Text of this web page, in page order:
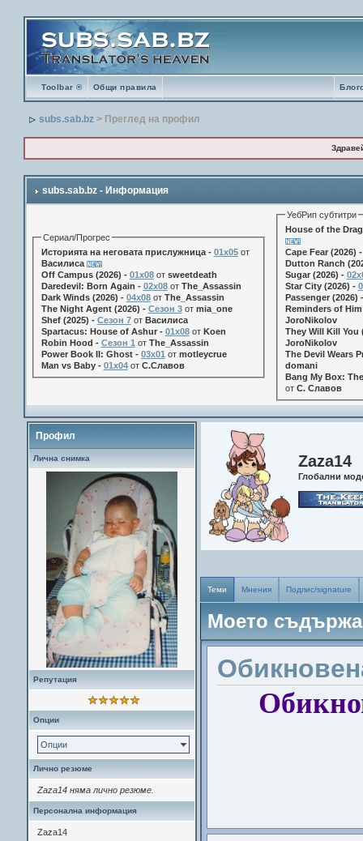
Toolbar ® Общи правила
subs.sab.bz > Преглед на профил
subs.sab.bz - Информация
Сериал/Прогрес
Историята на неговата прислужница - 01х05от
Василиса
Off Campus (2026) - 01x08от sweetdeath
Daredevil: Born Again - 02x08от The_Assassin
Dark Winds (2026) - 04x08от The_Assassin
The Night Agent (2026) - Сезон 3от mia_one
Shef (2025) - Сезон 7от Василиса
Spartacus: House of Ashur - 01x08от Koen
Robin Hood - Сезон 1 от The_Assassin
Power Book II: Ghost - 03x01 от motleycrue
Man vs Baby - 01x04от С.Славов
УебРип субтитри
House of the
Cape Fear (2026)
Dutton Ranch
Sugar (2026) -
Star City (2026) -
Passenger (2026)
Reminders of
JoroNikolov
They Will Kill You
JoroNikolov
The Devil Wears
domani
Bang My Box:
от С. Славов
Профил
Лична снимка
Репутация
Опции
Опции
Лично резюме
Zaza14 няма лично резюме.
Персонална информация
Zaza14
Zaza14
Глобални
Теми Мнения Подпис/signature
Моето